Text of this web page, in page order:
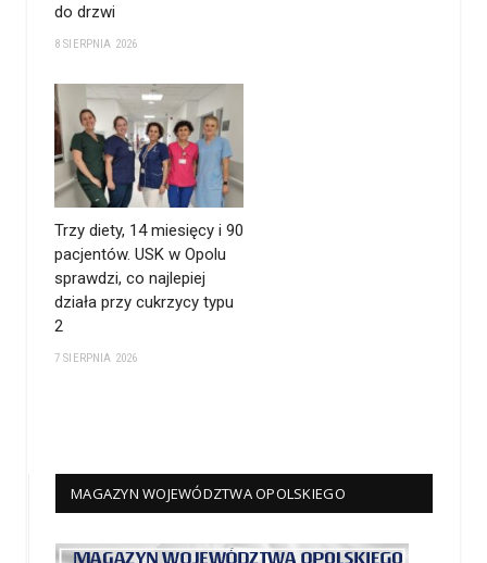
do drzwi
8 SIERPNIA 2026
Trzy diety, 14 miesięcy i 90
pacjentów. USK w Opolu
sprawdzi, co najlepiej
działa przy cukrzycy typu
2
7 SIERPNIA 2026
MAGAZYN WOJEWÓDZTWA OPOLSKIEGO